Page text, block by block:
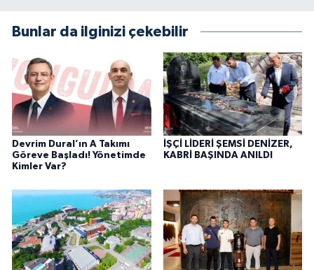
Bunlar da ilginizi çekebilir
Devrim Dural’ın A Takımı
Göreve Başladı! Yönetimde
Kimler Var?
İŞÇİ LİDERİ ŞEMSİ DENİZER,
KABRİ BAŞINDA ANILDI